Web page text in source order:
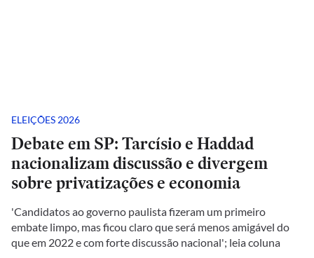
ELEIÇÕES 2026
Debate em SP: Tarcísio e Haddad
nacionalizam discussão e divergem
sobre privatizações e economia
'Candidatos ao governo paulista fizeram um primeiro
embate limpo, mas ficou claro que será menos amigável do
que em 2022 e com forte discussão nacional'; leia coluna